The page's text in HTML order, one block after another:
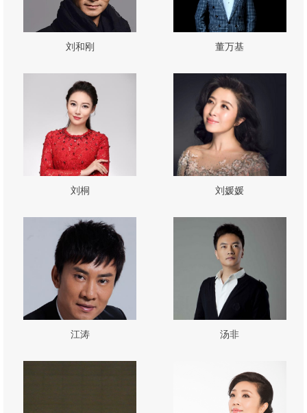
刘和刚 董万基
刘桐 刘媛媛
江涛 汤非